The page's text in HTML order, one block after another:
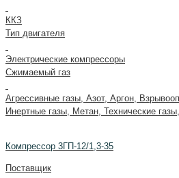
ККЗ
Тип двигателя
Электрические компрессоры
Сжимаемый газ
Агрессивные газы, Азот, Аргон,
Инертные газы, Метан, Технические
Компрессор 3ГП-12/1,3-35
Поставщик